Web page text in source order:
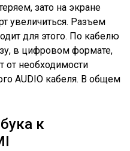
зато на экране
увеличиться. Разъем
для этого. По кабелю
в цифровом формате,
от необходимости
AUDIO кабеля. В общем
к